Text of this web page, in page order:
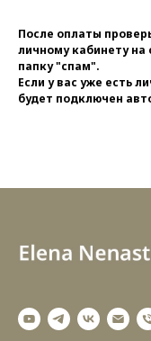
После оплаты
личному кабинету на
папку "спам".
Если у вас уже есть
будет подключен